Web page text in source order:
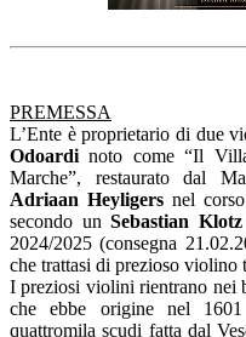
PREMESSA
L’Ente è proprietario di due
Odoardi noto come “Il
Marche”, restaurato dal
Adriaan Heyligersnel
secondo un Sebastian Klotz
2024/2025 (consegna
che trattasi di prezioso
I preziosi violini rientrano nei
che ebbe origine nel
quattromila scudi fatta dal